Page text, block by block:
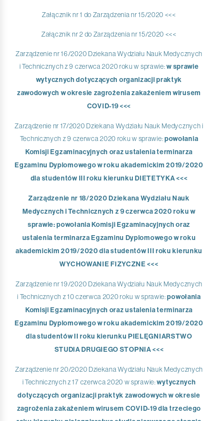
Załącznik nr 1 do Zarządzenia nr 15/2020 <<<
Załącznik nr 2 do Zarządzenia nr 15/2020 <<<
Zarządzenie nr 16/2020 Dziekana Wydziału Nauk Medycznych
i Technicznych z 9 czerwca 2020 roku w sprawie:w sprawie
wytycznych dotyczących organizacji praktyk
zawodowych w okresie zagrożenia zakażeniem wirusem
COVID-19 <<<
Zarządzenie nr 17/2020 Dziekana Wydziału Nauk Medycznych i
Technicznych z 9 czerwca 2020 roku w sprawie:powołania
Komisji Egzaminacyjnych oraz ustalenia terminarza
Egzaminu Dyplomowego w roku akademickim 2019/2020
dla studentów III roku kierunku DIETETYKA <<<
Zarządzenie nr 18/2020 Dziekana Wydziału Nauk
Medycznych i Technicznych z 9 czerwca 2020 roku w
sprawie: powołania Komisji Egzaminacyjnych oraz
ustalenia terminarza Egzaminu Dyplomowego w roku
akademickim 2019/2020 dla studentów III roku kierunku
WYCHOWANIE FIZYCZNE<<<
Zarządzenie nr 19/2020 Dziekana Wydziału Nauk Medycznych
i Technicznych z 10 czerwca 2020 roku w sprawie:powołania
Komisji Egzaminacyjnych oraz ustalenia terminarza
Egzaminu Dyplomowego w roku akademickim 2019/2020
dla studentów II roku kierunku PIELĘGNIARSTWO
STUDIA DRUGIEGO STOPNIA <<<
Zarządzenie nr 20/2020 Dziekana Wydziału Nauk Medycznych
i Technicznych z 17 czerwca 2020 w sprawie:wytycznych
dotyczących organizacji praktyk zawodowych w okresie
zagrożenia zakażeniem wirusem COVID-19 dla trzeciego